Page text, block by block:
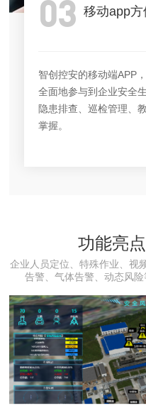
03 移动app方
智创控安的移动端APP
全面地参与到企业安全
隐患排查、巡检管理、
掌握。
功能亮
企业人员定位、特殊作业、视
告警、气体告警、动态风险